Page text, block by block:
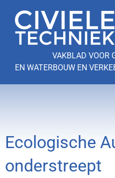
naar
inhoud
VAKBLAD VOOR
EN WATERBOUW EN
Ecologische
onderstreept